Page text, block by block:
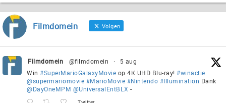
Filmdomein Volgen
Filmdomein @filmdomein ·
5 aug
Win #SuperMarioGalaxyMovie op 4K UHD Blu-ray! #winactie
@supermariomovie #MarioMovie #Nintendo #Illumination Dank
@DayOneMPM @UniversalEntBLX -